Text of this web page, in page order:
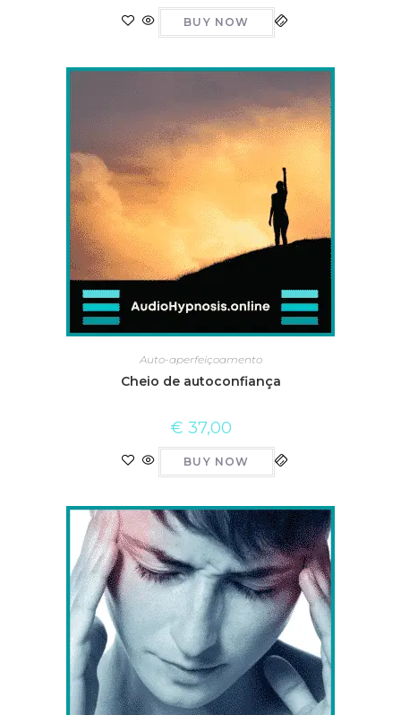
BUY NOW
Auto-aperfeiçoamento
Cheio de autoconfiança
€ 37,00
BUY NOW